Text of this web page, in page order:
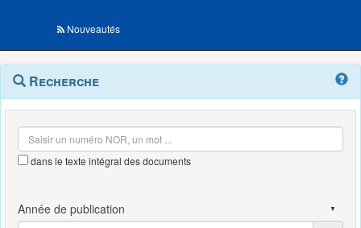
Nouveautés
Navigation
outils
Menu
contextuel
Recherche
dans le texte intégral des documents